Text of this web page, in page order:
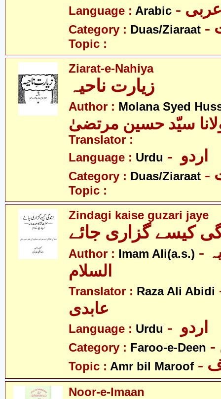
Language : Arabic عربی
Category : Duas/Ziaraat
Topic :
Ziarat-e-Nahiya
زیارت ناحیہ
Author : Molana Syed
سیّد حسین مرتضیٰ
Translator :
Language : Urdu
Category : Duas/Ziaraat
Topic :
Zindagi kaise guzari jaye
کیسے گزاری جائے
Author : Imam Ali(a.s.) - امام علی علیہ
السلام
Translator : Raza Ali Abidi
عابدی
Language : Urdu
Category : Faroo-e-Deen
Topic : Amr bil Maroof
Noor-e-Imaan